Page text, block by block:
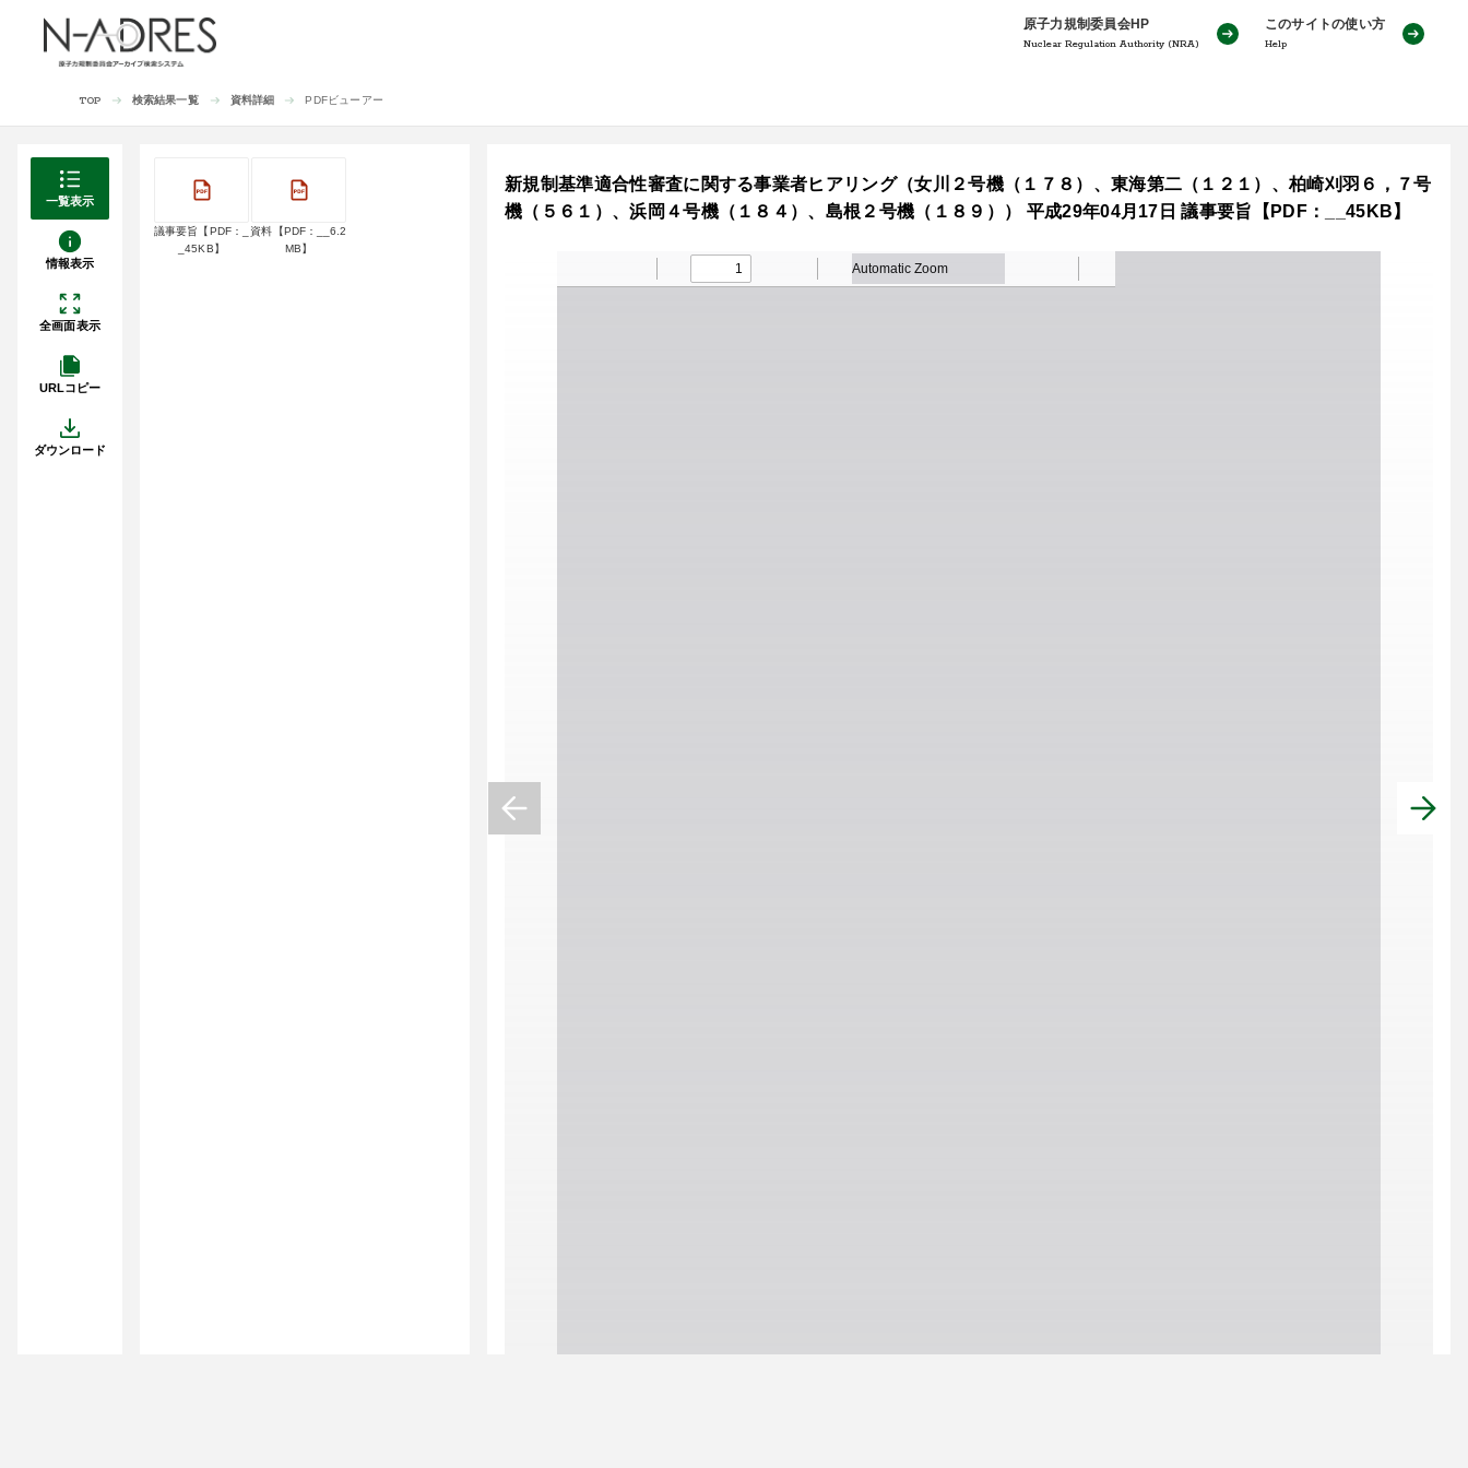
原子力規制委員会HP
Nuclear Regulation Authority (NRA)
このサイトの使い方
Help
TOP 検索結果一覧 資料詳細 PDFビューアー
一覧表示
情報表示
全画面表示
URLコピー
ダウンロード
議事要旨【PDF：_
_45KB】
資料【PDF：__6.2
MB】
新規制基準適合性審査に関する事業者ヒアリング（女川２号機（１７８）、東海第二（１２１）、柏崎刈羽６，７号
機（５６１）、浜岡４号機（１８４）、島根２号機（１８９）） 平成29年04月17日 議事要旨【PDF：__45KB】